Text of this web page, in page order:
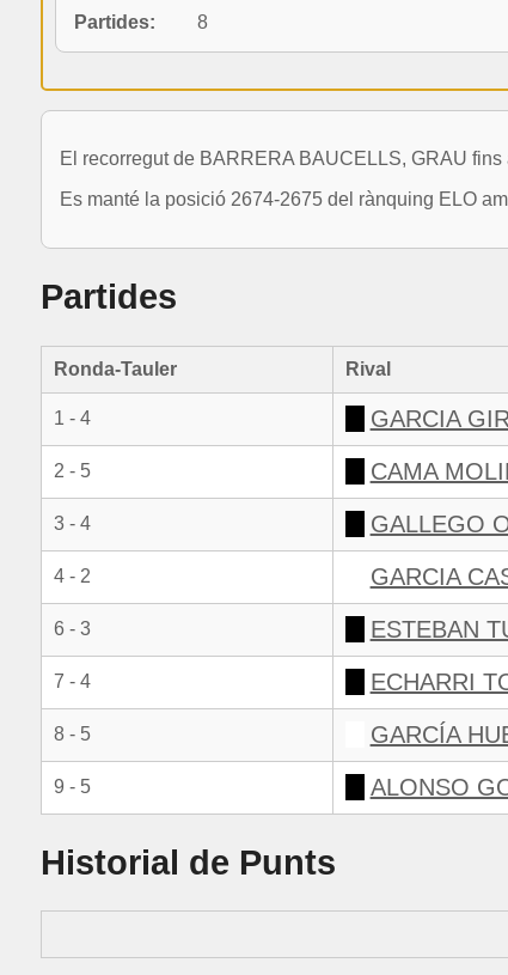
Partides:
8
El recorregut de BARRERA BAUCELLS, GRAU
Es manté la posició 2674-2675 del rànquing ELO
Partides
Ronda-Tauler Rival
1 - 4 GARCIA
2 - 5 CAMA
3 - 4 GALLEGO
4 - 2 GARCIA
6 - 3 ESTEBAN
7 - 4 ECHARRI
8 - 5 GARCÍA
9 - 5 ALONSO
Historial de Punts